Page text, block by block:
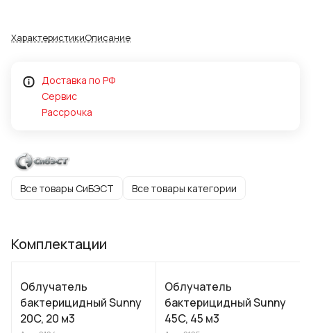
ХарактеристикиОписание
Доставка по РФ
Сервис
Рассрочка
Все товары СиБЭСТ Все товары категории
Комплектации
Облучатель
бактерицидный Sunny
20C, 20 м3
Облучатель
бактерицидный Sunny
45C, 45 м3